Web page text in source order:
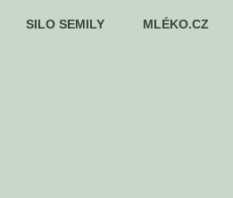
SILO SEMILY
MLÉKO.CZ